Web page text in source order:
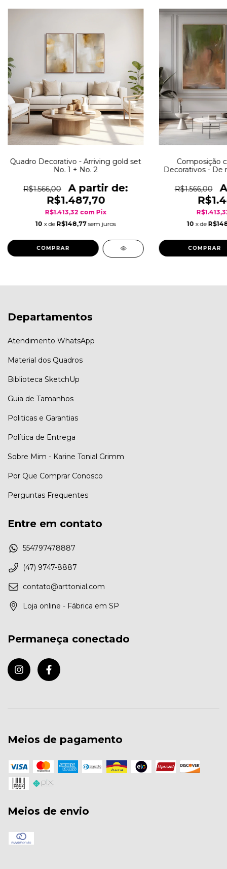
Quadro Decorativo - Arriving gold set
No. 1 + No. 2
R$1.566,00
R$1.487,70
R$1.413,32 com Pix
10 x de R$148,77 sem juros
COMPRAR
Composição
Decorativos - De
R$1.566,00
10 x de
COMPRAR
Departamentos
Atendimento WhatsApp
Material dos Quadros
Biblioteca SketchUp
Guia de Tamanhos
Politicas e Garantias
Política de Entrega
Sobre Mim - Karine Tonial Grimm
Por Que Comprar Conosco
Perguntas Frequentes
Entre em contato
554797478887
(47) 9747-8887
contato@arttonial.com
Loja online - Fábrica em SP
Permaneça conectado
Meios de pagamento
Meios de envio